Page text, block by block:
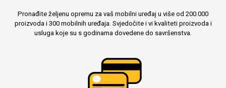
Pronađite željenu opremu za vaš mobilni uređaj u više od 200.000
proizvoda i 300 mobilnih uređaja. Svjedočite i vi kvaliteti proizvoda i
usluga koje su s godinama dovedene do savršenstva.